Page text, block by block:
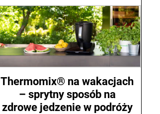
Thermomix® na wakacjach
– sprytny sposób na
zdrowe jedzenie w podróży